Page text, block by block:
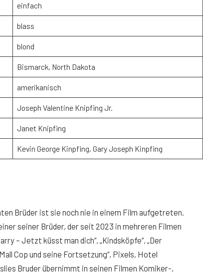
einfach
blass
blond
Bismarck, North Dakota
amerikanisch
Joseph Valentine Knipfing Jr.
Janet Knipfing
Kevin George Kinpfing, Gary Joseph Kinpfing
Brüder ist sie noch nie in einem Film aufgetreten.
seiner Brüder, der seit 2023 in mehreren Filmen
– Jetzt küsst man dich“, „Kindsköpfe“, „Der
Cop und seine Fortsetzung“, Pixels, Hotel
Bruder übernimmt in seinen Filmen Komiker-,